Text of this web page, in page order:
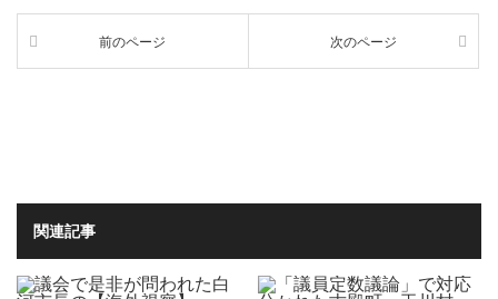
前のページ 次のページ
関連記事